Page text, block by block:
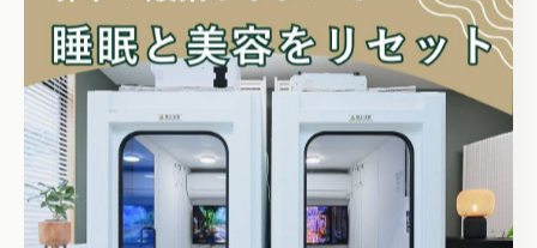
に、複数の要因を同時に改善することが重要です。
肩こり外来や名医で見える根本要因とは
大阪府内には肩こり専門の外来や名医が多数存在し、原
因の特定と根本的な治療に力を入れています。肩こり外
来では、問診や画像検査を通じて筋肉や関節の状態、姿
勢の歪み、頚椎の問題など多角的に評価されます。